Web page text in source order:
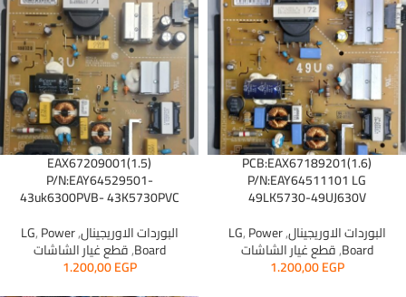
PCB:EAX67189201(1.6)
P/N:EAY64511101 LG
49LK5730-49UJ630V
البوردات الاوريجينال,
LG,Power
Board
,قطع غيار الشاشات
1.200,00EGP
EAX67209001(1.5)
P/N:EAY64529501-
43uk6300PVB- 43K5730PVC
البوردات الاوريجينال,
LG,Power
Board
,قطع غيار الشاشات
1.200,00EGP